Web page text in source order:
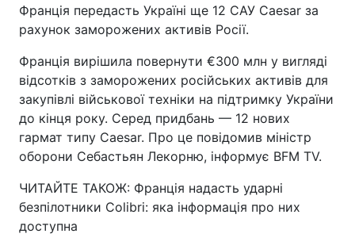
Франція передасть Україні ще 12 САУ Caesar за
рахунок заморожених активів Росії.
Франція вирішила повернути €300 млн у вигляді
відсотків з заморожених російських активів для
закупівлі військової техніки на підтримку України
до кінця року. Серед придбань — 12 нових
гармат типу Caesar. Про це повідомив міністр
оборони Себастьян Лекорню, інформує BFM TV.
ЧИТАЙТЕ ТАКОЖ: Франція надасть ударні
безпілотники Colibri: яка інформація про них
доступна